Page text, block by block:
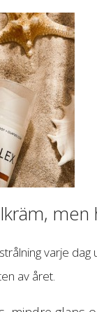
varje
av året.